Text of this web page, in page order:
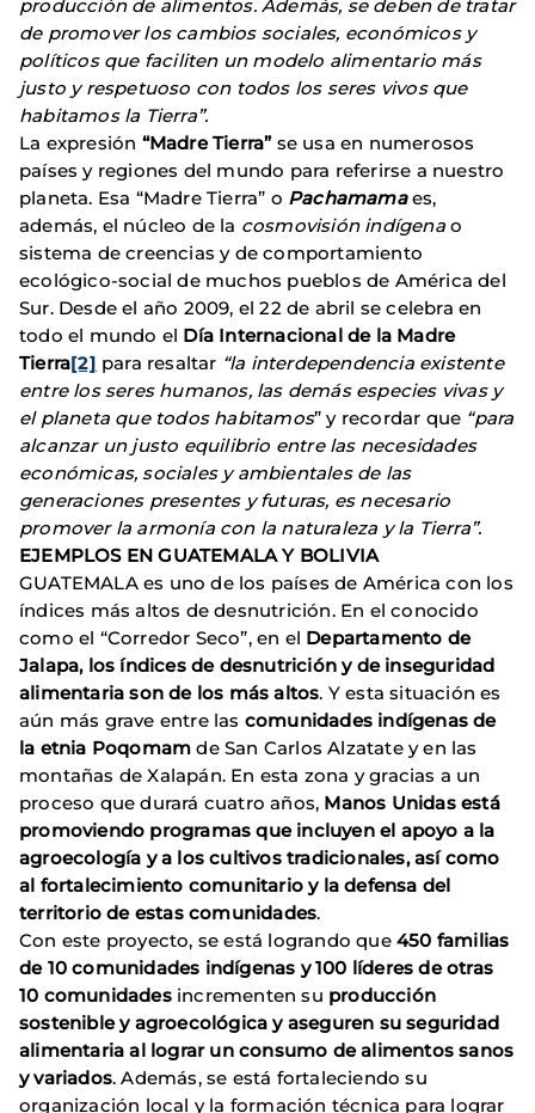
producción de alimentos. Además, se deben de tratar
de promover los cambios sociales, económicos y
políticos que faciliten un modelo alimentario más
justo y respetuoso con todos los seres vivos que
habitamos la Tierra”.
La expresión “Madre Tierra” se usa en numerosos
países y regiones del mundo para referirse a nuestro
planeta. Esa “Madre Tierra” o Pachamamaes,
además, el núcleo de la cosmovisión indígenao
sistema de creencias y de comportamiento
ecológico-social de muchos pueblos de América del
Sur. Desde el año 2009, el 22 de abril se celebra en
todo el mundo el Día Internacional de la Madre
Tierra[2] para resaltar “la interdependencia existente
entre los seres humanos, las demás especies vivas y
el planeta que todos habitamos” y recordar que “para
alcanzar un justo equilibrio entre las necesidades
económicas, sociales y ambientales de las
generaciones presentes y futuras, es necesario
promover la armonía con la naturaleza y la Tierra”.
EJEMPLOS EN GUATEMALA Y BOLIVIA
GUATEMALA es uno de los países de América con los
índices más altos de desnutrición. En el conocido
como el “Corredor Seco”, en el Departamento de
Jalapa, los índices de desnutrición y de inseguridad
alimentaria son de los más altos. Y esta situación es
aún más grave entre las comunidades indígenas de
la etnia Poqomam de San Carlos Alzatate y en las
montañas de Xalapán. En esta zona y gracias a un
proceso que durará cuatro años, Manos Unidas está
promoviendo programas que incluyen el apoyo a la
agroecología y a los cultivos tradicionales, así como
al fortalecimiento comunitario y la defensa del
territorio de estas comunidades.
Con este proyecto, se está logrando que 450 familias
de 10 comunidades indígenas y 100 líderes de otras
10 comunidades incrementen su producción
sostenible y agroecológica y aseguren su seguridad
alimentaria al lograr un consumo de alimentos sanos
y variados. Además, se está fortaleciendo su
organización local y la formación técnica para lograr